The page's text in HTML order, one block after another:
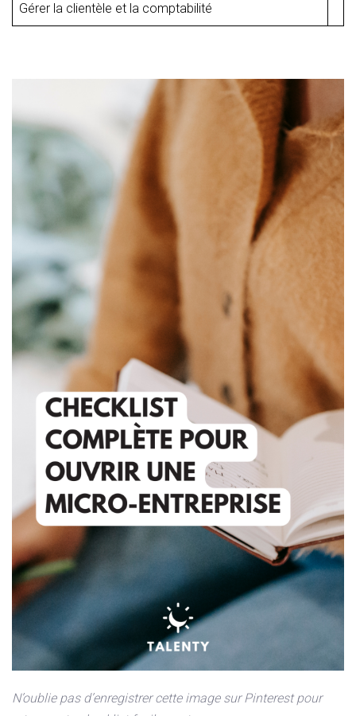
Gérer la clientèle et la comptabilité
N’oublie pas d’enregistrer cette image sur Pinterest pour